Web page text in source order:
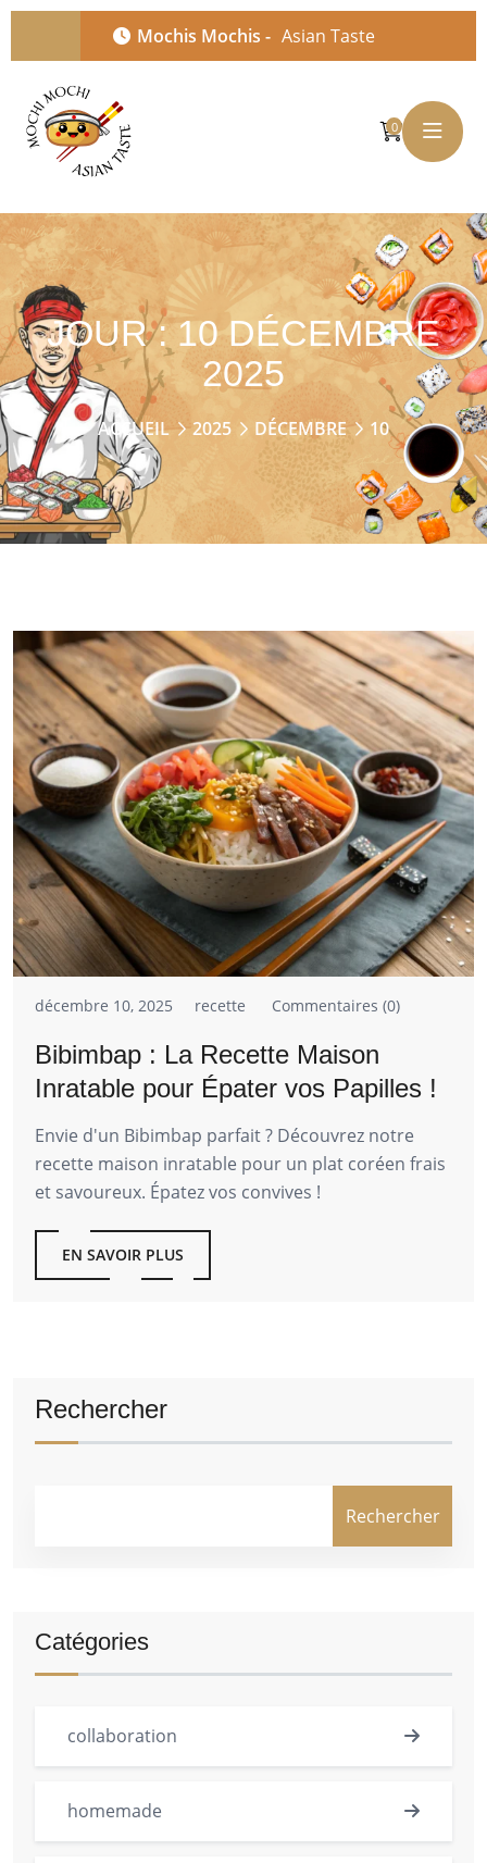
Mochis Mochis - Asian Taste
0
JOUR :10 DÉCEMBRE
2025
ACCUEIL 2025 DÉCEMBRE 10
décembre 10, 2025 recette Commentaires (0)
Bibimbap : La Recette Maison
Inratable pour Épater vos Papilles !
Envie d'un Bibimbap parfait ? Découvrez notre
recette maison inratable pour un plat coréen frais
et savoureux. Épatez vos convives !
EN SAVOIR PLUS
Rechercher
Rechercher
Catégories
collaboration
homemade